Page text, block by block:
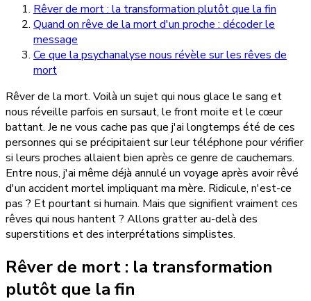
Rêver de mort : la transformation plutôt que la fin
Quand on rêve de la mort d'un proche : décoder le
message
Ce que la psychanalyse nous révèle sur les rêves de
mort
Rêver de la mort. Voilà un sujet qui nous glace le sang et
nous réveille parfois en sursaut, le front moite et le cœur
battant. Je ne vous cache pas que j'ai longtemps été de ces
personnes qui se précipitaient sur leur téléphone pour vérifier
si leurs proches allaient bien après ce genre de cauchemars.
Entre nous, j'ai même déjà annulé un voyage après avoir rêvé
d'un accident mortel impliquant ma mère. Ridicule, n'est-ce
pas ? Et pourtant si humain. Mais que signifient vraiment ces
rêves qui nous hantent ? Allons gratter au-delà des
superstitions et des interprétations simplistes.
Rêver de mort : la transformation
plutôt que la fin